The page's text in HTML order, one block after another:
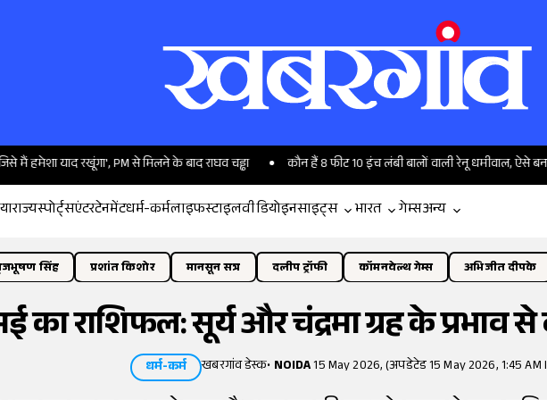
रखूंगा', PM से मिलने के बाद राघव चड्ढा कौन हैं 8 फीट 10 इंच लंबी बालों वाली रेनू धमीवाल, ऐसे बनाया गिनीज
राज्यस्पोर्ट्सएंटरटेनमेंटधर्म-कर्मलाइफस्टाइलवीडियोइनसाइट्स भारत गेम्सअन्य
सिंह प्रशांत किशोर मानसून सत्र दलीप ट्रॉफी कॉमनवेल्थ गेम्स अभिजीत दीपके
का राशिफल: सूर्य और चंद्रमा ग्रह के प्रभाव
धर्म-कर्म खबरगांव डेस्क• NOIDA15 May 2026, (अपडेटेड 15 May 2026, 1:45 AM